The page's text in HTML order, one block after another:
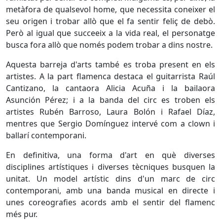
metàfora de qualsevol home, que necessita coneixer el
seu origen i trobar allò que el fa sentir feliç de debò.
Però al igual que succeeix a la vida real, el personatge
busca fora allò que només podem trobar a dins nostre.
Aquesta barreja d'arts també es troba present en els
artistes. A la part flamenca destaca el guitarrista Raúl
Cantizano, la cantaora Alicia Acuña i la bailaora
Asunción Pérez; i a la banda del circ es troben els
artistes Rubén Barroso, Laura Bolón i Rafael Díaz,
mentres que Sergio Domínguez intervé com a clown i
ballarí contemporani.
En definitiva, una forma d'art en què diverses
disciplines artístiques i diverses tècniques busquen la
unitat. Un model artístic dins d'un marc de circ
contemporani, amb una banda musical en directe i
unes coreografies acords amb el sentir del flamenc
més pur.